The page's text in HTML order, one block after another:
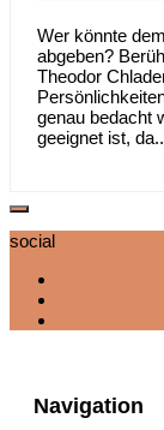
Wer könnte
abgeben?
Theodor
genau bedacht
geeignet ist,
social
Navigation